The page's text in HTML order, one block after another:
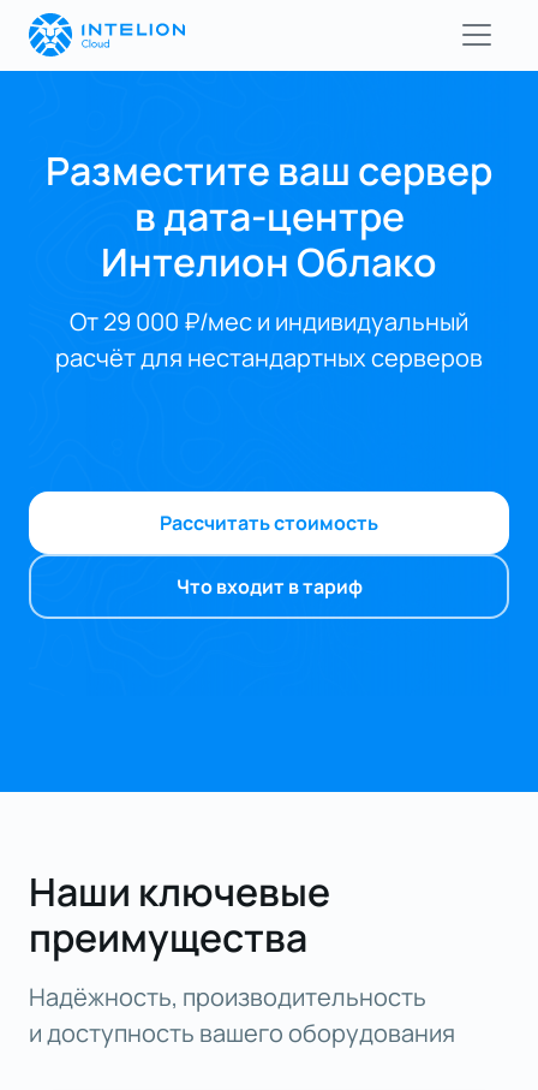
Разместите ваш сервер
в дата-центре
Интелион Облако
От 29 000 ₽/мес и индивидуальный
расчёт для нестандартных серверов
Рассчитать стоимость
Что входит в тариф
Наши ключевые
преимущества
Надёжность, производительность
и доступность вашего оборудования